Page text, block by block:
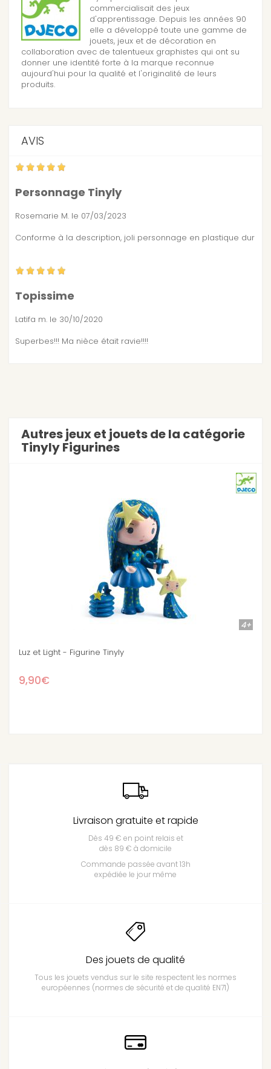
commercialisait des jeux
d'apprentissage. Depuis les années 90
elle a développé toute une gamme de
jouets, jeux et de décoration en
collaboration avec de talentueux graphistes qui ont su
donner une identité forte à la marque reconnue
aujourd'hui pour la qualité et l'originalité de leurs
produits.
AVIS
Personnage Tinyly
Rosemarie M. le 07/03/2023
Conforme à la description, joli personnage en plastique dur
Topissime
Latifa m. le 30/10/2020
Superbes!!! Ma nièce était ravie!!!!
Autres jeux et jouets de la catégorie
Tinyly Figurines
Berry et Lila la fraise - Figurine Tinyly
Livraison gratuite et rapide
Dès 49 € en point relais et
dès 89 € à domicile
Commande passée avant 13h
expédiée le jour même
Des jouets de qualité
Tous les jouets vendus sur le site respectent les normes
européennes (normes de sécurité et de qualité EN71)